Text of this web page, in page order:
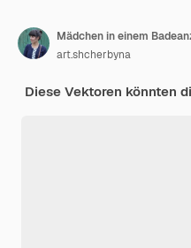
art.shcherbyna
Diese Vektoren könnten